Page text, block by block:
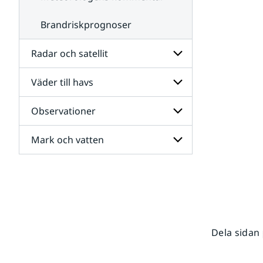
Brandriskprognoser
Radar och satellit
Undersidor
för
Radar
och
satellit
Väder till havs
Undersidor
för
Väder
till
havs
Observationer
Undersidor
för
Mark och vatten
Dela sidan